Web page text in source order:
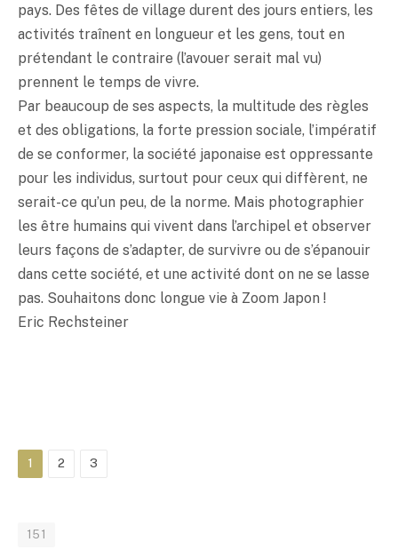
pays. Des fêtes de village durent des jours entiers, les
activités traînent en longueur et les gens, tout en
prétendant le contraire (l’avouer serait mal vu)
prennent le temps de vivre.
Par beaucoup de ses aspects, la multitude des règles
et des obligations, la forte pression sociale, l’impératif
de se conformer, la société japonaise est oppressante
pour les individus, surtout pour ceux qui diffèrent, ne
serait-ce qu’un peu, de la norme. Mais photographier
les être humains qui vivent dans l’archipel et observer
leurs façons de s’adapter, de survivre ou de s’épanouir
dans cette société, et une activité dont on ne se lasse
pas. Souhaitons donc longue vie à Zoom Japon !
Eric Rechsteiner
1 2 3
151